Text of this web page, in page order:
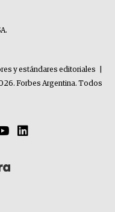
y estándares editoriales
Forbes Argentina. Todos